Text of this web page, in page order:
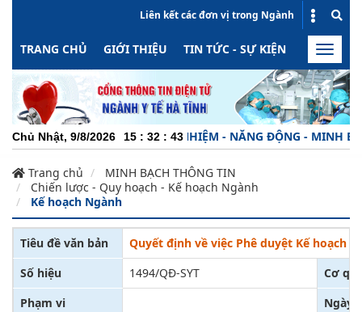
Liên kết các đơn vị trong Ngành
TRANG CHỦ GIỚI THIỆU TIN TỨC - SỰ KIỆN HOẠT
Toggle
Chủ Nhật, 9/8/2026 15 : 32 : 44
CHUYÊN NGHIỆP - TRÁCH NHIỆM - NĂNG ĐỘNG - MINH
Trang chủ
MINH BẠCH THÔNG TIN
Chiến lược - Quy hoạch - Kế hoạch Ngành
Kế hoạch Ngành
Tiêu đề văn bản
Quyết định về việc Phê duyệt Kế hoạch
Số hiệu
1494/QĐ-SYT
Cơ
Phạm vi
Ngày